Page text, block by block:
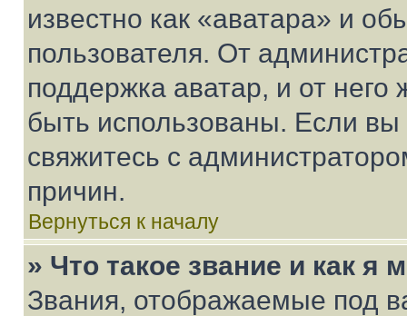
известно как «аватара» и
пользователя. От
поддержка аватар, и от него
быть использованы. Если
свяжитесь с
причин.
Вернуться к началу
» Что такое звание и как я
Звания, отображаемые под